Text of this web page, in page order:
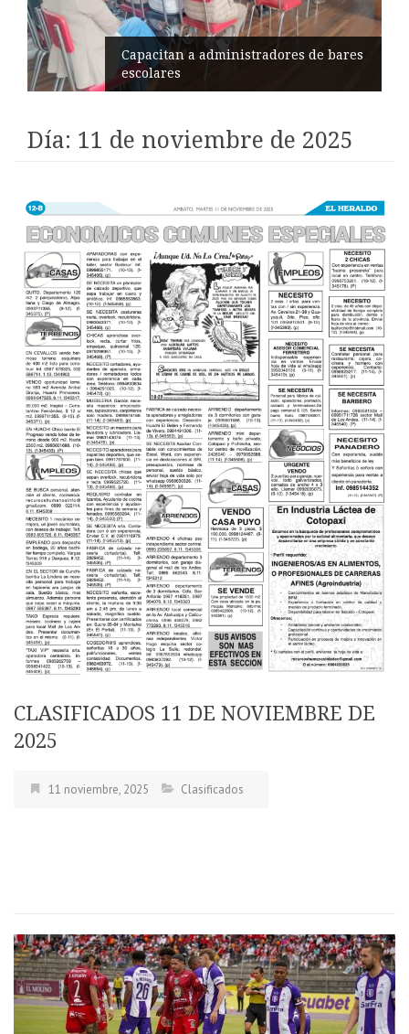
Éxito en recital de Ciudad Poética
Día: 11 de noviembre de 2025
CLASIFICADOS 11 DE NOVIEMBRE DE
2025
11 noviembre, 2025 Clasificados